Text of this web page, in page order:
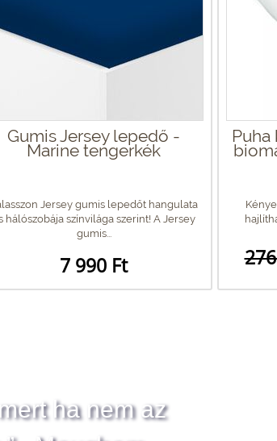
Gumis Jersey lepedő -
Marine tengerkék
Jersey gumis lepedőt hangulata
hálószobája színvilága szerint! A Jersey
gumis...
7 990 Ft
Puha
ha nem az